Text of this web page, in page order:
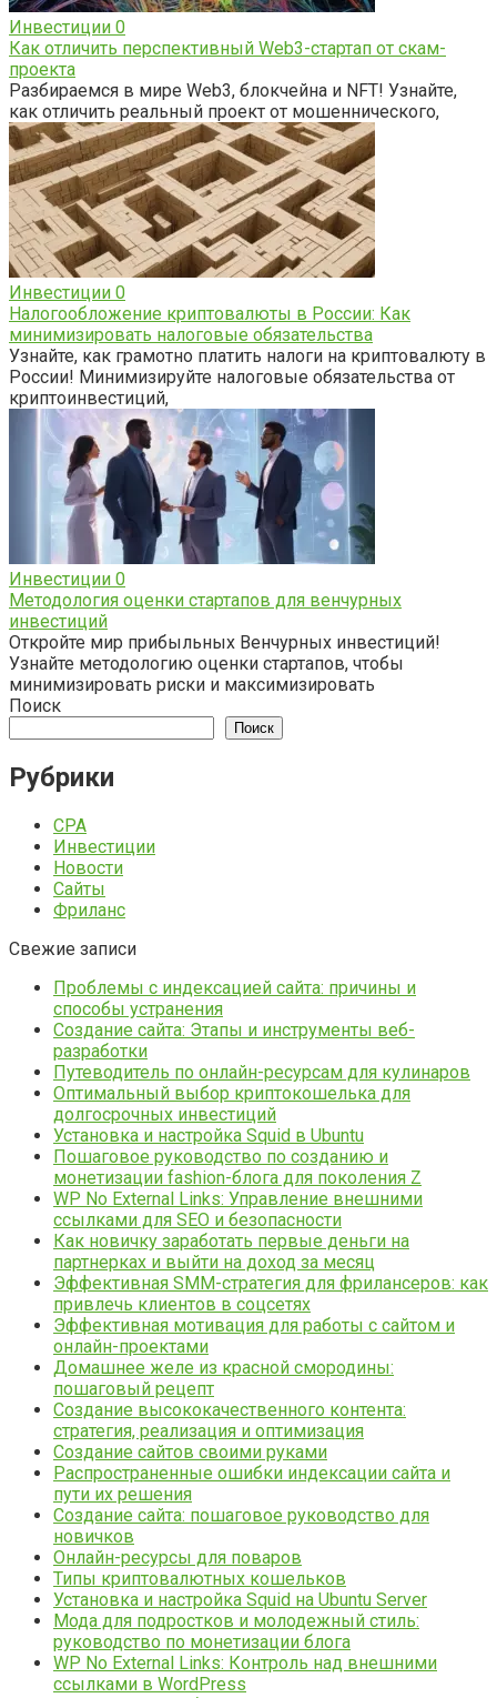
Инвестиции 0
Как отличить перспективный Web3-стартап от скам-
проекта
Разбираемся в мире Web3, блокчейна и NFT! Узнайте,
как отличить реальный проект от мошеннического,
Инвестиции 0
Налогообложение криптовалюты в России: Как
минимизировать налоговые обязательства
Узнайте, как грамотно платить налоги на криптовалюту в
России! Минимизируйте налоговые обязательства от
криптоинвестиций,
Инвестиции 0
Методология оценки стартапов для венчурных
инвестиций
Откройте мир прибыльных Венчурных инвестиций!
Узнайте методологию оценки стартапов, чтобы
минимизировать риски и максимизировать
Поиск
Поиск
Рубрики
CPA
Инвестиции
Новости
Сайты
Фриланс
Свежие записи
Проблемы с индексацией сайта: причины и
способы устранения
Создание сайта: Этапы и инструменты веб-
разработки
Путеводитель по онлайн-ресурсам для кулинаров
Оптимальный выбор криптокошелька для
долгосрочных инвестиций
Установка и настройка Squid в Ubuntu
Пошаговое руководство по созданию и
монетизации fashion-блога для поколения Z
WP No External Links: Управление внешними
ссылками для SEO и безопасности
Как новичку заработать первые деньги на
партнерках и выйти на доход за месяц
Эффективная SMM-стратегия для фрилансеров: как
привлечь клиентов в соцсетях
Эффективная мотивация для работы с сайтом и
онлайн-проектами
Домашнее желе из красной смородины:
пошаговый рецепт
Создание высококачественного контента:
стратегия, реализация и оптимизация
Создание сайтов своими руками
Распространенные ошибки индексации сайта и
пути их решения
Создание сайта: пошаговое руководство для
новичков
Онлайн-ресурсы для поваров
Типы криптовалютных кошельков
Установка и настройка Squid на Ubuntu Server
Мода для подростков и молодежный стиль:
руководство по монетизации блога
WP No External Links: Контроль над внешними
ссылками в WordPress